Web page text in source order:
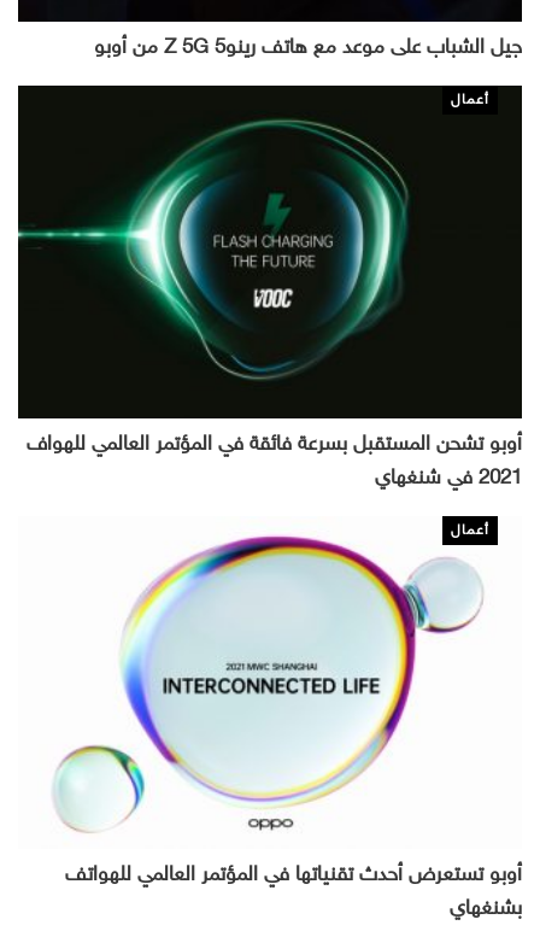
جيل الشباب على موعد مع هاتف رينو5 Z 5G من أوبو
أعمال
أوبو تشحن المستقبل بسرعة فائقة في المؤتمر العالمي للهواف
2021 في شنغهاي
أعمال
أوبو تستعرض أحدث تقنياتها في المؤتمر العالمي للهواتف
بشنغهاي